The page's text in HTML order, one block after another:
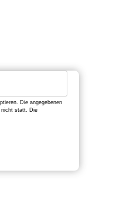
Die angegebenen
nicht statt. Die